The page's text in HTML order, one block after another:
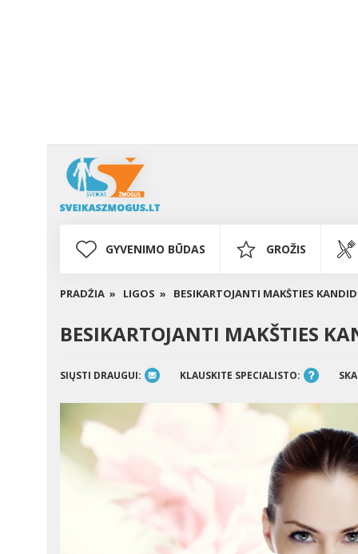
GYVENIMO BŪDAS GROŽIS
PRADŽIA » LIGOS » BESIKARTOJANTI MAKŠTIES
BESIKARTOJANTI MAKŠTIES
SIŲSTI DRAUGUI: KLAUSKITE SPECIALISTO: